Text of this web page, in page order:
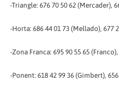
-Triangle: 676 70 50 62 (Mercader),
-Horta: 686 44 01 73 (Mellado), 677
-Zona Franca: 695 90 55 65
-Ponent: 618 42 99 36 (Gimbert),